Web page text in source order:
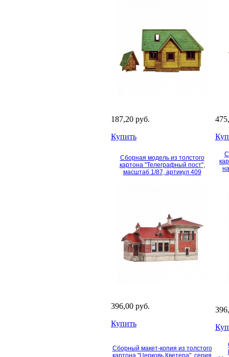
187,20 руб.
Купить
Сборная модель из толстого
картона "Телеграфный пост",
масштаб 1/87, артикул 409
396,00 руб.
Купить
Сборный макет-копия из толстого
картона "Церковь Кветера", серия